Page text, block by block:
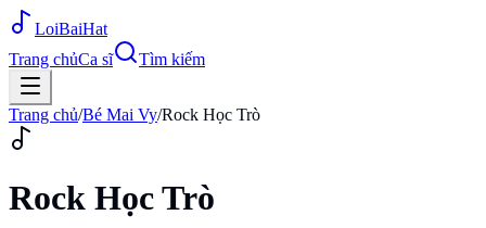
LoiBaiHat
Trang chủCa sĩ Tìm kiếm
Trang chủ/Bé Mai Vy/Rock Học Trò
Rock Học Trò